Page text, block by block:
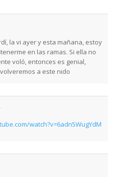
la vi ayer y esta mañana, estoy
en las ramas. Si ella no
voló, entonces es genial,
a este nido
watch?v=6adn5WugYdM